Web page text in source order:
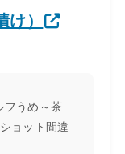
）
フうめ～茶
ョット間違